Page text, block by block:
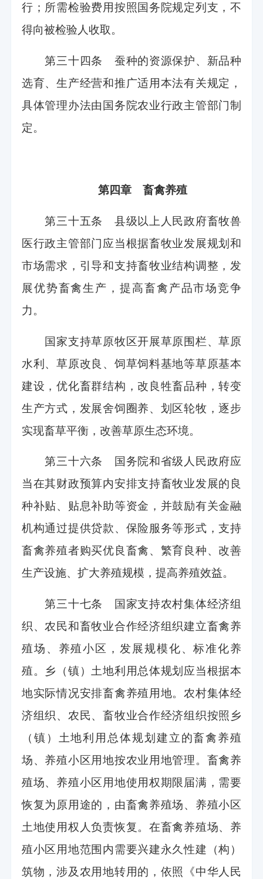
行；所需检验费用按照国务院规定列支，不
得向被检验人收取。
第三十四条 蚕种的资源保护、新品种
选育、生产经营和推广适用本法有关规定，
具体管理办法由国务院农业行政主管部门制
定。
第四章 畜禽养殖
第三十五条 县级以上人民政府畜牧兽
医行政主管部门应当根据畜牧业发展规划和
市场需求，引导和支持畜牧业结构调整，发
展优势畜禽生产，提高畜禽产品市场竞争
力。
国家支持草原牧区开展草原围栏、草原
水利、草原改良、饲草饲料基地等草原基本
建设，优化畜群结构，改良牲畜品种，转变
生产方式，发展舍饲圈养、划区轮牧，逐步
实现畜草平衡，改善草原生态环境。
第三十六条 国务院和省级人民政府应
当在其财政预算内安排支持畜牧业发展的良
种补贴、贴息补助等资金，并鼓励有关金融
机构通过提供贷款、保险服务等形式，支持
畜禽养殖者购买优良畜禽、繁育良种、改善
生产设施、扩大养殖规模，提高养殖效益。
第三十七条 国家支持农村集体经济组
织、农民和畜牧业合作经济组织建立畜禽养
殖场、养殖小区，发展规模化、标准化养
殖。乡（镇）土地利用总体规划应当根据本
地实际情况安排畜禽养殖用地。农村集体经
济组织、农民、畜牧业合作经济组织按照乡
（镇）土地利用总体规划建立的畜禽养殖
场、养殖小区用地按农业用地管理。畜禽养
殖场、养殖小区用地使用权期限届满，需要
恢复为原用途的，由畜禽养殖场、养殖小区
土地使用权人负责恢复。在畜禽养殖场、养
殖小区用地范围内需要兴建永久性建（构）
筑物，涉及农用地转用的，依照《中华人民